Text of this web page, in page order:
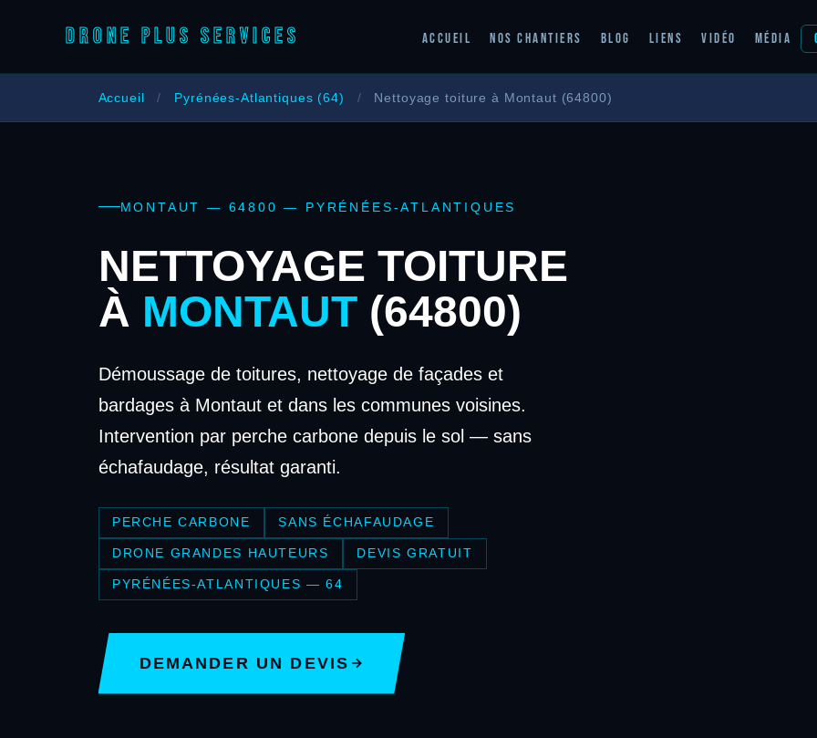
DRONE PLUS SERVICES ACCUEIL NOS CHANTIERS BLOG LIENS VIDÉO MÉDIA
Accueil / Pyrénées-Atlantiques (64) / Nettoyage toiture à Montaut (64800)
MONTAUT — 64800 — PYRÉNÉES-ATLANTIQUES
NETTOYAGE TOITURE
À MONTAUT(64800)
Démoussage de toitures, nettoyage de façades et
bardages à Montaut et dans les communes voisines.
Intervention par perche carbone depuis le sol — sans
échafaudage, résultat garanti.
PERCHE CARBONE SANS ÉCHAFAUDAGE
DRONE GRANDES HAUTEURS DEVIS GRATUIT
PYRÉNÉES-ATLANTIQUES — 64
DEMANDER UN DEVIS